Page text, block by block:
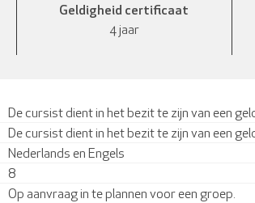
Geldigheid certificaat
4 jaar
De cursist dient in het bezit te zijn van een
De cursist dient in het bezit te zijn van een
Nederlands en Engels
8
Op aanvraag in te plannen voor een groep.